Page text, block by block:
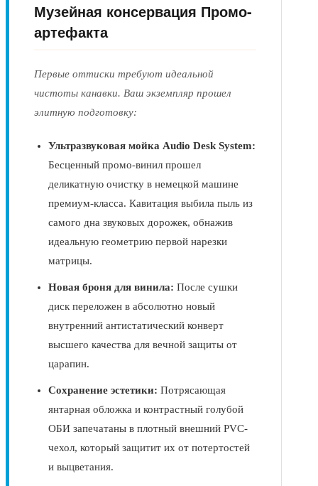
Музейная консервация Промо-
артефакта
Первые оттиски требуют идеальной
чистоты канавки. Ваш экземпляр прошел
элитную подготовку:
Ультразвуковая мойка Audio Desk System:
Бесценный промо-винил прошел
деликатную очистку в немецкой машине
премиум-класса. Кавитация выбила пыль из
самого дна звуковых дорожек, обнажив
идеальную геометрию первой нарезки
матрицы.
Новая броня для винила: После сушки
диск переложен в абсолютно новый
внутренний антистатический конверт
высшего качества для вечной защиты от
царапин.
Сохранение эстетики: Потрясающая
янтарная обложка и контрастный голубой
ОБИ запечатаны в плотный внешний PVC-
чехол, который защитит их от потертостей
и выцветания.